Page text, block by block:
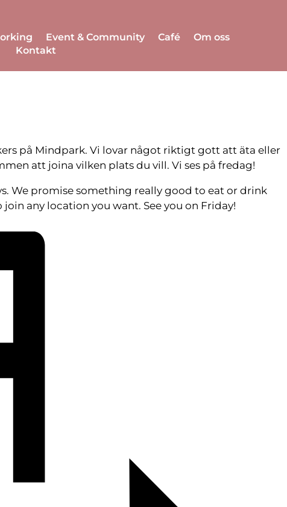
Event & Community Café
Om oss
Kontakt
på Mindpark. Vi lovar något riktigt gott att äta eller
att joina vilken plats du vill. Vi ses på fredag!
We promise something really good to eat or drink
any location you want. See you on Friday!